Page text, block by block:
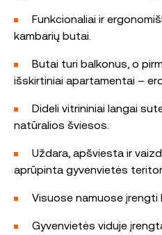
Funkcionaliai ir
kambarių butai.
Butai turi balkonus, o
išskirtiniai apartamentai –
Dideli vitrininiai langai
natūralios šviesos.
Uždara, apšviesta ir
aprūpinta gyvenvietės
Visuose namuose įrengti
Gyvenvietės viduje